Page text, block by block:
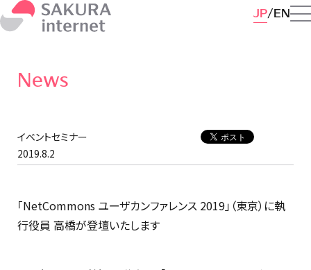
JP EN
News
イベントセミナー
2019.8.2
「NetCommons ユーザカンファレンス 2019」（東京）に執
行役員 高橋が登壇いたします